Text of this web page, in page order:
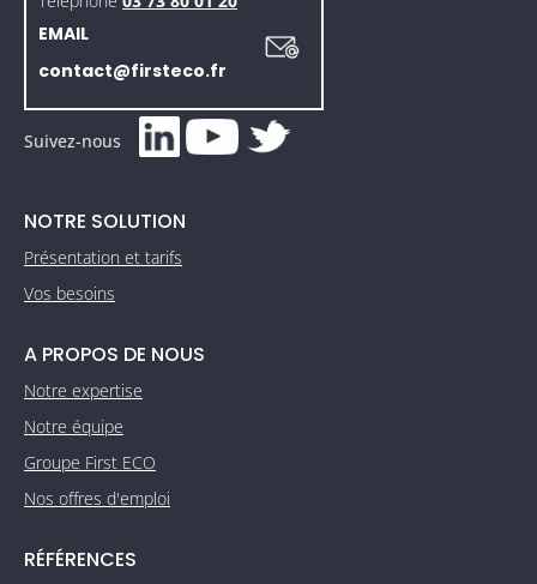
EMAIL
contact@firsteco.fr
Suivez-nous
NOTRE SOLUTION
Présentation et tarifs
Vos besoins
A PROPOS DE NOUS
Notre expertise
Notre équipe
Groupe First ECO
Nos offres d'emploi
RÉFÉRENCES